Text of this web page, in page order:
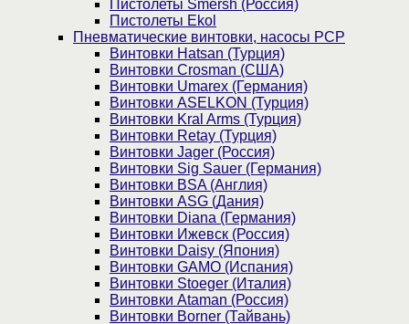
Пистолеты Smersh (Россия)
Пистолеты Ekol
Пневматические винтовки, насосы PCP
Винтовки Hatsan (Турция)
Винтовки Crosman (США)
Винтовки Umarex (Германия)
Винтовки ASELKON (Турция)
Винтовки Kral Arms (Турция)
Винтовки Retay (Турция)
Винтовки Jager (Россия)
Винтовки Sig Sauer (Германия)
Винтовки BSA (Англия)
Винтовки ASG (Дания)
Винтовки Diana (Германия)
Винтовки Ижевск (Россия)
Винтовки Daisy (Япония)
Винтовки GAMO (Испания)
Винтовки Stoeger (Италия)
Винтовки Ataman (Россия)
Винтовки Borner (Тайвань)